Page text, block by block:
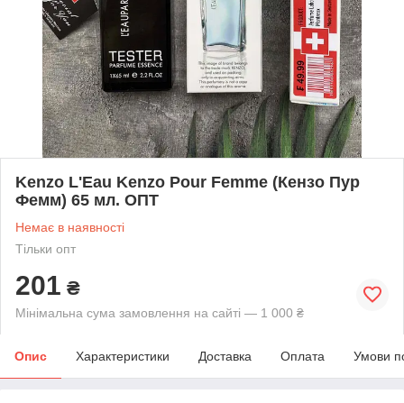
Kenzo L'Eau Kenzo Pour Femme (Кензо Пур
Фемм) 65 мл. ОПТ
Немає в наявності
Тільки опт
201 ₴
Мінімальна сума замовлення на сайті — 1 000 ₴
Опис Характеристики Доставка Оплата Умови